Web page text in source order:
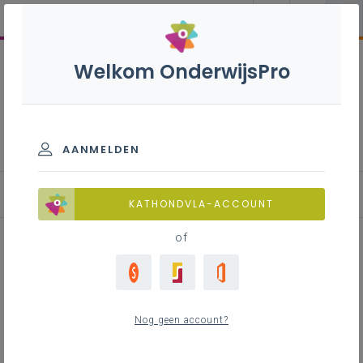
Bijlezen: inspiratieblog
Praktijkverhaal: Alle dagen
Welkom OnderwijsPro
AANMELDEN
KATHONDVLA-ACCOUNT
of
Nog geen account?